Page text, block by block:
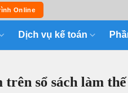
Online
Dịch vụ kế toán
sổ sách làm thế